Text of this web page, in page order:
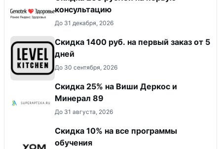
консультацию
До 31 декабря, 2026
Скидка 1400 руб. на первый заказ от 5
дней
До 30 сентября, 2026
Скидка 25% на Виши Деркос и
Минерал 89
До 31 августа, 2026
Скидка 10% на все программы
обучения